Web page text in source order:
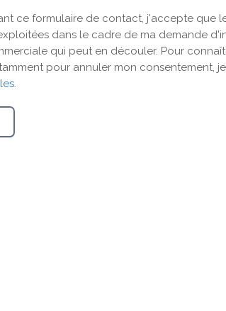
ce formulaire de contact, j'accepte que
dans le cadre de ma demande
qui peut en découler. Pour
pour annuler mon consentement,